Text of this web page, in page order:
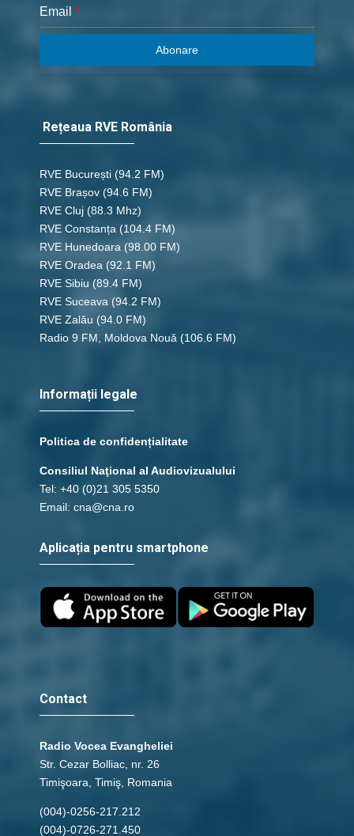
Email *
Abonare
Rețeaua RVE România
RVE București (94.2 FM)
RVE Brașov (94.6 FM)
RVE Cluj (88.3 Mhz)
RVE Constanța (104.4 FM)
RVE Hunedoara (98.00 FM)
RVE Oradea (92.1 FM)
RVE Sibiu (89.4 FM)
RVE Suceava (94.2 FM)
RVE Zalău (94.0 FM)
Radio 9 FM, Moldova Nouă (106.6 FM)
Informații legale
Politica de confidențialitate
Consiliul Naţional al Audiovizualului
Tel: +40 (0)21 305 5350
Email: cna@cna.ro
Aplicația pentru smartphone
Contact
Radio Vocea Evangheliei
Str. Cezar Bolliac, nr. 26
Timişoara, Timiş, Romania
(004)-0256-217.212
(004)-0726-271.450